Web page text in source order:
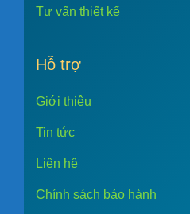
Tư vấn thiết kế
Hỗ trợ
Giới thiệu
Tin tức
Liên hệ
Chính sách bảo hành